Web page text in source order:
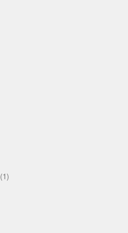
(1)